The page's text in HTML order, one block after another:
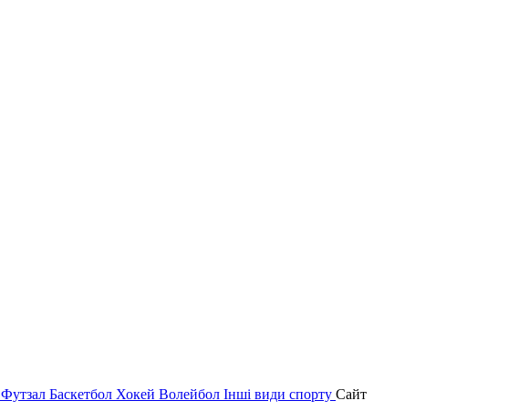
Футзал Баскетбол Хокей Волейбол Інші види спорту Сайт